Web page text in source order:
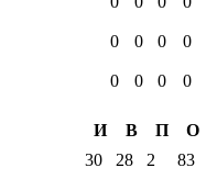
0 0 0 0
0 0 0
0
И В П
О
30 28 2 83